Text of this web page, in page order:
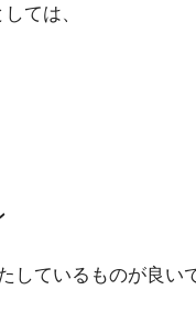
ては、
しているものが良い